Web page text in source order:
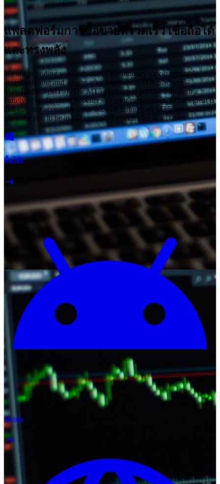
แพลตฟอร์มการซื้อขายที่รวดเร็ว เชื่อถือได้
และทรงพลัง
We are providing you with one of the industry's most reputable,
award-winning and sought-after forex and CFDs platform –
MetaTrader 5 (MT5). The MT5 platform is provided through a
variety of applications to better suit your preferences. What's great is
that you can access the same account through all MT5 applications,
allowing you to be in full control of your trades at all times.
พื้นโต๊ะ
Mobile